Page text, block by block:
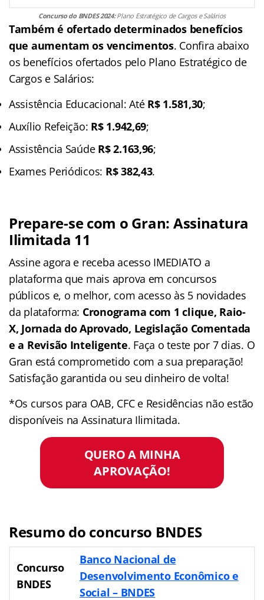
Concurso do BNDES 2024:Plano Estratégico de Cargos e Salários
Também é ofertado determinados benefícios
que aumentam os vencimentos. Confira abaixo
os benefícios ofertados pelo Plano Estratégico de
Cargos e Salários:
Assistência Educacional: Até R$ 1.581,30;
Auxílio Refeição: R$ 1.942,69;
Assistência Saúde R$ 2.163,96;
Exames Periódicos: R$ 382,43.
Prepare-se com o Gran: Assinatura
Ilimitada 11
Assine agora e receba acesso IMEDIATO a
plataforma que mais aprova em concursos
públicos e, o melhor, com acesso às 5 novidades
da plataforma: Cronograma com 1 clique, Raio-
X, Jornada do Aprovado, Legislação Comentada
e a Revisão Inteligente. Faça o teste por 7 dias. O
Gran está comprometido com a sua preparação!
Satisfação garantida ou seu dinheiro de volta!
*Os cursos para OAB, CFC e Residências não estão
disponíveis na Assinatura Ilimitada.
QUERO A MINHA
APROVAÇÃO!
Resumo do concurso BNDES
Concurso
BNDES
Banco Nacional de
Desenvolvimento Econômico e
Social – BNDES